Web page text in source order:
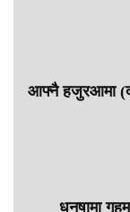
आफ्नै हजुरआमा
धनुषामा